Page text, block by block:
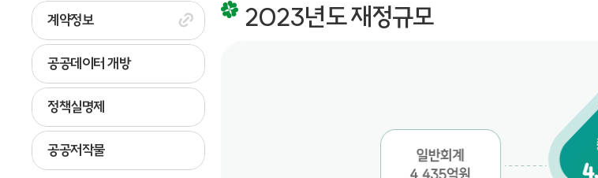
계약정보
공공데이터 개방
정책실명제
공공저작물
2023년도 재정규모